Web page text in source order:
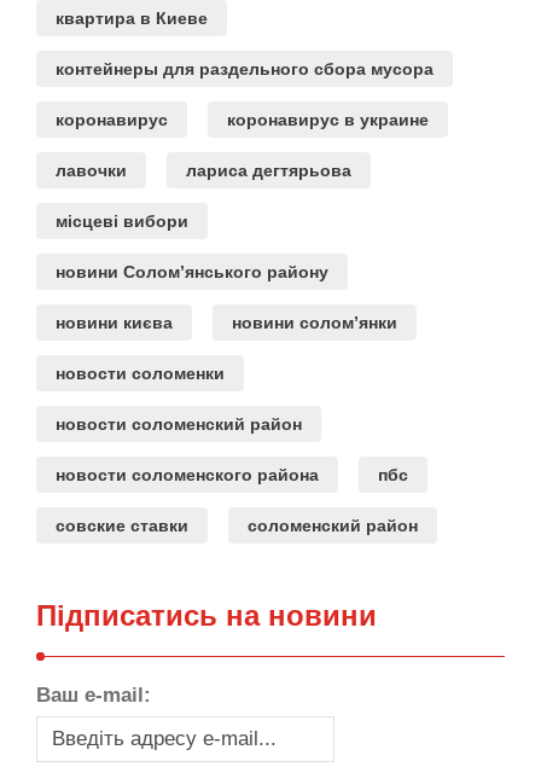
квартира в Киеве
контейнеры для раздельного сбора мусора
коронавирус коронавирус в украине
лавочки лариса дегтярьова
місцеві вибори
новини Солом’янського району
новини києва новини солом’янки
новости соломенки
новости соломенский район
новости соломенского района пбс
совские ставки соломенский район
Підписатись на новини
Ваш e-mail: